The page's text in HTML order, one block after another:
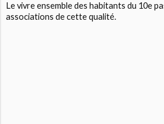
Le vivre ensemble des habitants du 10e
associations de cette qualité.